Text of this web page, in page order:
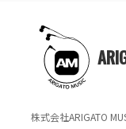
株式会社ARIGATO